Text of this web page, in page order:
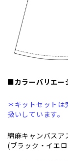
■カラーバリエー
＊キットセットは
扱いしています。
綿麻キャンバスア
(ブラック・イエ